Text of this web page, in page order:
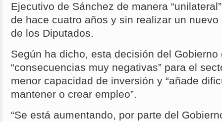
Ejecutivo de Sánchez de manera
de hace cuatro años y sin realizar un
de los Diputados.
Según ha dicho, esta decisión del Gobierno
“consecuencias muy negativas” para el
menor capacidad de inversión y “añade
mantener o crear empleo”.
“Se está aumentando, por parte del